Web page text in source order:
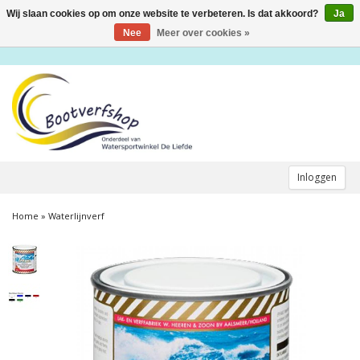
Inloggen
Toggle
Home » Waterlijnverf
Wij slaan cookies op om onze website te verbeteren. Is dat akkoord?
Ja
Nee
Meer over cookies »